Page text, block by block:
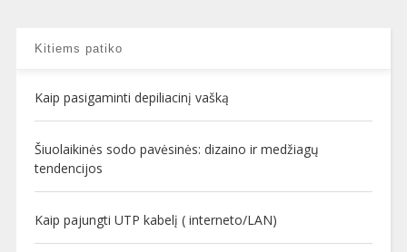
Kitiems patiko
Kaip pasigaminti depiliacinį vašką
Šiuolaikinės sodo pavėsinės: dizaino ir medžiagų
tendencijos
Kaip pajungti UTP kabelį ( interneto/LAN)